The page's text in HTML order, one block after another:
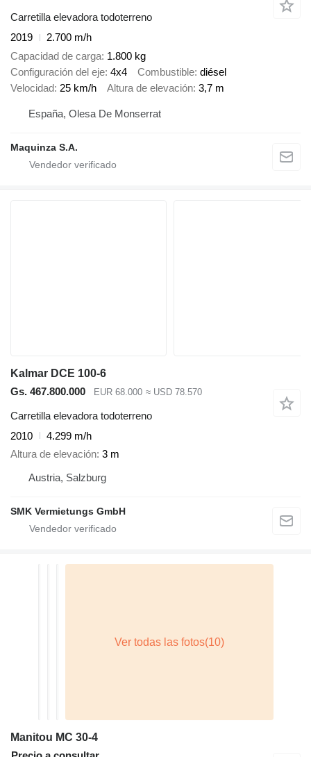
Carretilla elevadora todoterreno
2019
2.700 m/h
Capacidad de carga 1.800 kg
Configuración del eje 4x4 Combustible diésel
Velocidad 25 km/h Altura de elevación 3,7 m
España, Olesa De Monserrat
Maquinza S.A.
Kalmar DCE 100-6
Gs. 467.800.000
EUR 68.000 ≈ USD 78.570
Carretilla elevadora todoterreno
2010
4.299 m/h
Altura de elevación 3 m
Austria, Salzburg
SMK Vermietungs GmbH
Manitou MC 30-4